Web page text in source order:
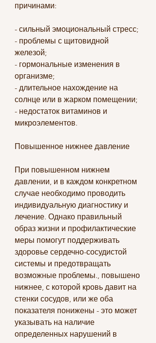
причинами:
- сильный эмоциональный стресс;
- проблемы с щитовидной
железой;
- гормональные изменения в
организме;
- длительное нахождение на
солнце или в жарком помещении;
- недостаток витаминов и
микроэлементов.
Повышенное нижнее давление
При повышенном нижнем
давлении, и в каждом конкретном
случае необходимо проводить
индивидуальную диагностику и
лечение. Однако правильный
образ жизни и профилактические
меры помогут поддерживать
здоровье сердечно-сосудистой
системы и предотвращать
возможные проблемы., повышено
нижнее, с которой кровь давит на
стенки сосудов, или же оба
показателя понижены - это может
указывать на наличие
определенных нарушений в